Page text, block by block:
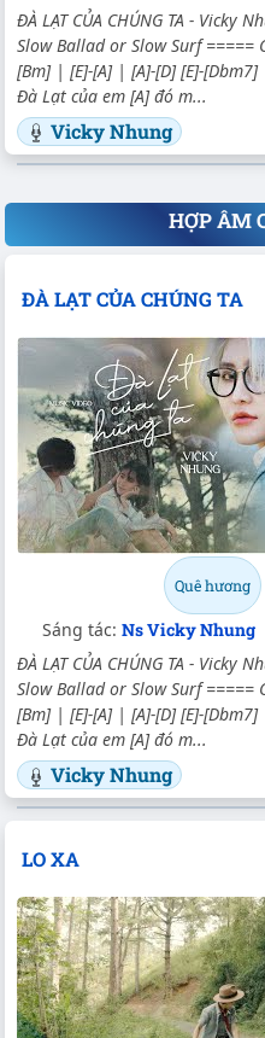
ĐÀ LẠT CỦA CHÚNG TA - Vicky
Slow Ballad or Slow Surf
[Bm] | [E]-[A] | [A]-[D] [E]-
Đà Lạt của em [A] đó m...
Vicky Nhung
HỢP ÂM
ĐÀ LẠT CỦA CHÚNG TA
Quê hương
Sáng tác: Ns Vicky Nhung
ĐÀ LẠT CỦA CHÚNG TA - Vicky
Slow Ballad or Slow Surf
[Bm] | [E]-[A] | [A]-[D] [E]-
Đà Lạt của em [A] đó m...
Vicky Nhung
LO XA